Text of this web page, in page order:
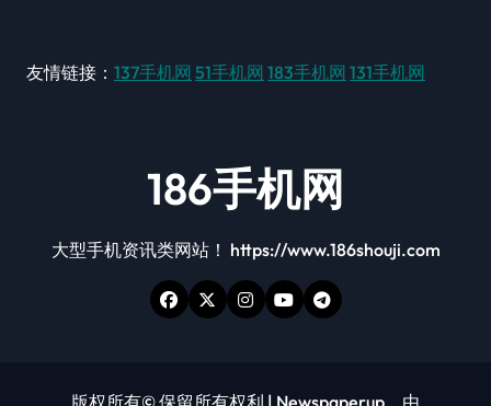
友情链接： 137手机网 51手机网 183手机网 131手机网
186手机网
大型手机资讯类网站！ https://www.186shouji.com